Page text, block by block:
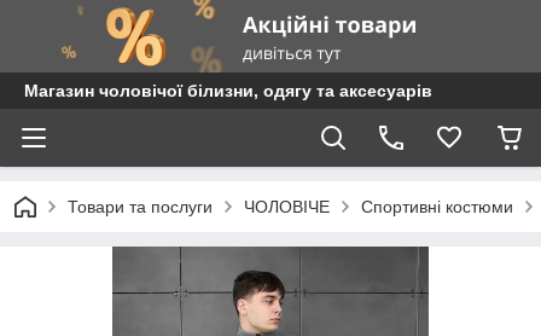
Магазин чоловічої білизни, одягу та аксесуарів
Товари та послуги ЧОЛОВІЧЕ Спортивні костюми